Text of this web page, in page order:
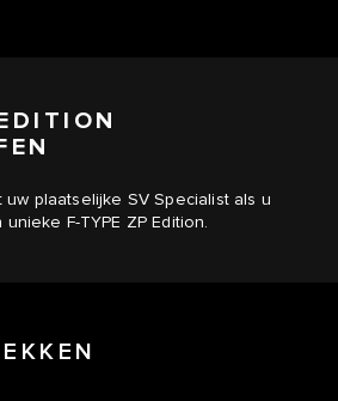
plaatselijke SV Specialist als u
unieke F-TYPE ZP Edition.